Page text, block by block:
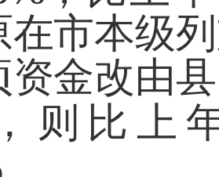
在市本级
资金改由
则比上
。